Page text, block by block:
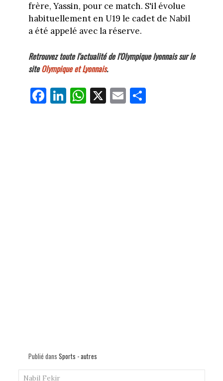
frère, Yassin, pour ce match. S'il évolue
habituellement en U19 le cadet de Nabil
a été appelé avec la réserve.
Retrouvez toute l'actualité de l'Olympique lyonnais sur le
siteOlympique et Lyonnais.
Fa
ce
Li
nk
W
ha
X E
m
Pa
Publié dans Sports - autres
Nabil Fekir